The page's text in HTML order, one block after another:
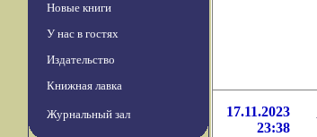
Новые книги
У нас в гостях
Издательство
Книжная лавка
Журнальный зал
17.11.2023
23:38